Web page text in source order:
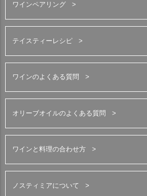
ワインペアリング
テイスティーレシピ
ワインのよくある質問
オリーブオイルのよくある質問
ワインと料理の合わせ方
ノスティミアについて